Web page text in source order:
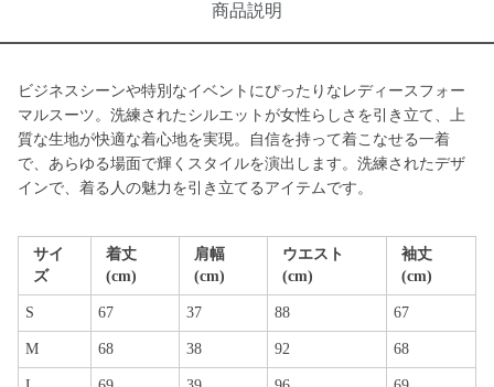
商品説明
ビジネスシーンや特別なイベントにぴったりなレディースフォー
マルスーツ。洗練されたシルエットが女性らしさを引き立て、上
質な生地が快適な着心地を実現。自信を持って着こなせる一着
で、あらゆる場面で輝くスタイルを演出します。洗練されたデザ
インで、着る人の魅力を引き立てるアイテムです。
サイ
ズ
着丈
(cm)
肩幅
(cm)
ウエスト
(cm)
袖丈
(cm)
S 67 37 88 67
M 68 38 92 68